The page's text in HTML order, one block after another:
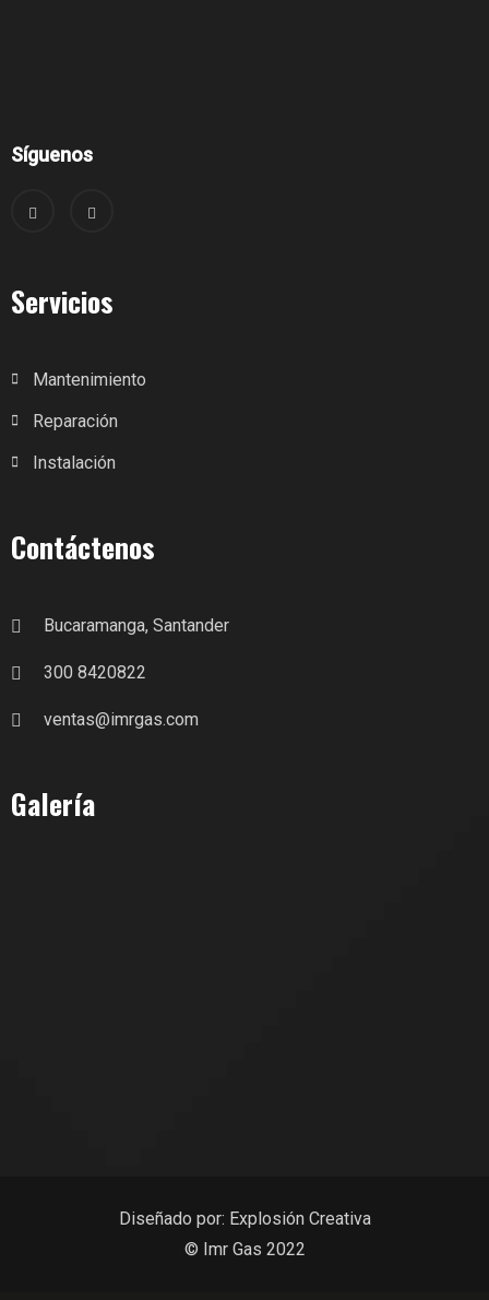
Síguenos
Servicios
Mantenimiento
Reparación
Instalación
Contáctenos
Bucaramanga, Santander
300 8420822
ventas@imrgas.com
Galería
Diseñado por: Explosión Creativa
© Imr Gas 2022